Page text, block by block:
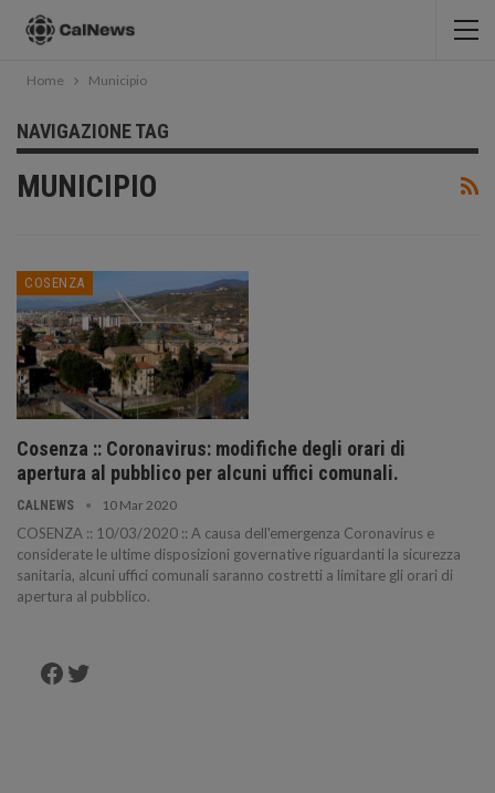
Home Municipio
NAVIGAZIONE TAG
MUNICIPIO
COSENZA
Cosenza :: Coronavirus: modifiche degli orari di
apertura al pubblico per alcuni uffici comunali.
CALNEWS 10 Mar 2020
COSENZA :: 10/03/2020 :: A causa dell'emergenza Coronavirus e
considerate le ultime disposizioni governative riguardanti la sicurezza
sanitaria, alcuni uffici comunali saranno costretti a limitare gli orari di
apertura al pubblico.
Facebook
Twitter